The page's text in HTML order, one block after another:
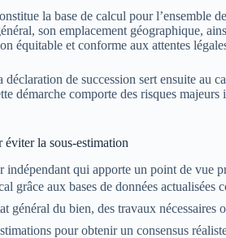
la base de calcul pour l’ensemble
son emplacement géographique,
équitable et conforme aux attentes
de succession sert ensuite au
démarche comporte des risques
la sous-estimation
qui apporte un point de vue
grâce aux bases de données actualisées
général du bien, des travaux nécessaires
pour obtenir un consensus